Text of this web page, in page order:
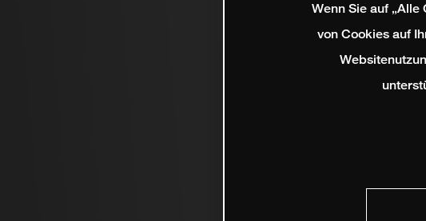
Wenn Sie auf
von Cookies auf